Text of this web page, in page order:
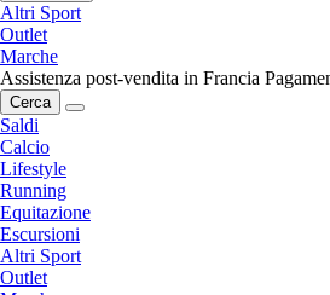
Altri Sport
Outlet
Marche
Assistenza post-vendita in Francia
Cerca
Saldi
Calcio
Lifestyle
Running
Equitazione
Escursioni
Altri Sport
Outlet